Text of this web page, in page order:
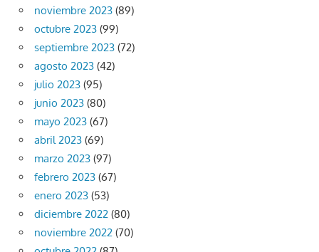
noviembre 2023 (89)
octubre 2023 (99)
septiembre 2023 (72)
agosto 2023 (42)
julio 2023 (95)
junio 2023 (80)
mayo 2023 (67)
abril 2023 (69)
marzo 2023 (97)
febrero 2023 (67)
enero 2023 (53)
diciembre 2022 (80)
noviembre 2022 (70)